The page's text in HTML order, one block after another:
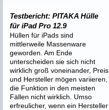
Testbericht: PITAKA Hülle
für iPad Pro 12.9
Hüllen für iPads sind
mittlerweile Massenware
geworden. Am Ende
unterscheiden sie sich nicht
wirklich groß voneinander, Preis
und Hersteller mögen variieren,
die Funktion in den meisten
Fällen nicht wirklich. Umso
erfreulicher, wenn ein Hersteller